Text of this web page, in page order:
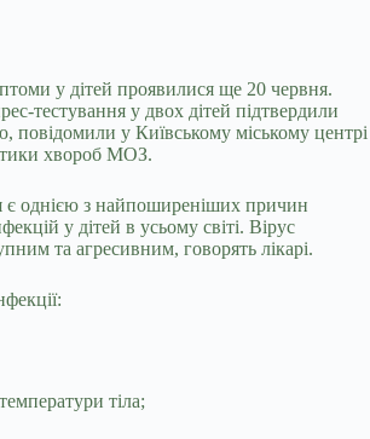
у дітей проявилися ще 20 червня.
тестування у двох дітей підтвердили
повідомили у Київському міському центрі
хвороб МОЗ.
є однією з найпоширеніших причин
у дітей в усьому світі. Вірус
та агресивним, говорять лікарі.
тіла;